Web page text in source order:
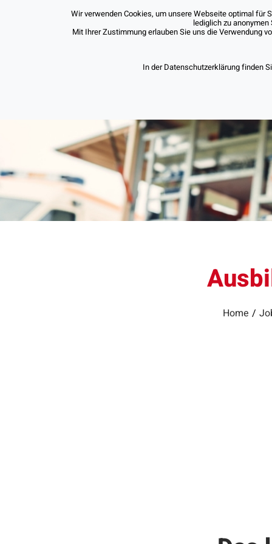
Home /
Wir verwenden Cookies, um unsere Webseite optimal für
lediglich zu
Mit Ihrer Zustimmung erlauben Sie uns die Verwendung
In der Datenschutzerklärung finden